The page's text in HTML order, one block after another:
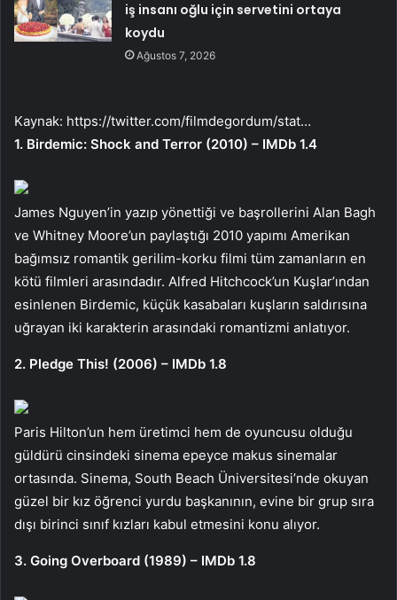
iş insanı oğlu için servetini ortaya
koydu
Ağustos 7, 2026
Kaynak: https://twitter.com/filmdegordum/stat…
1. Birdemic: Shock and Terror (2010) – IMDb 1.4
James Nguyen’in yazıp yönettiği ve başrollerini Alan Bagh
ve Whitney Moore’un paylaştığı 2010 yapımı Amerikan
bağımsız romantik gerilim-korku filmi tüm zamanların en
kötü filmleri arasındadır. Alfred Hitchcock’un Kuşlar’ından
esinlenen Birdemic, küçük kasabaları kuşların saldırısına
uğrayan iki karakterin arasındaki romantizmi anlatıyor.
2. Pledge This! (2006) – IMDb 1.8
Paris Hilton’un hem üretimci hem de oyuncusu olduğu
güldürü cinsindeki sinema epeyce makus sinemalar
ortasında. Sinema, South Beach Üniversitesi’nde okuyan
güzel bir kız öğrenci yurdu başkanının, evine bir grup sıra
dışı birinci sınıf kızları kabul etmesini konu alıyor.
3. Going Overboard (1989) – IMDb 1.8